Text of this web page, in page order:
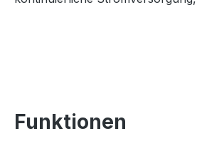
Funktionen